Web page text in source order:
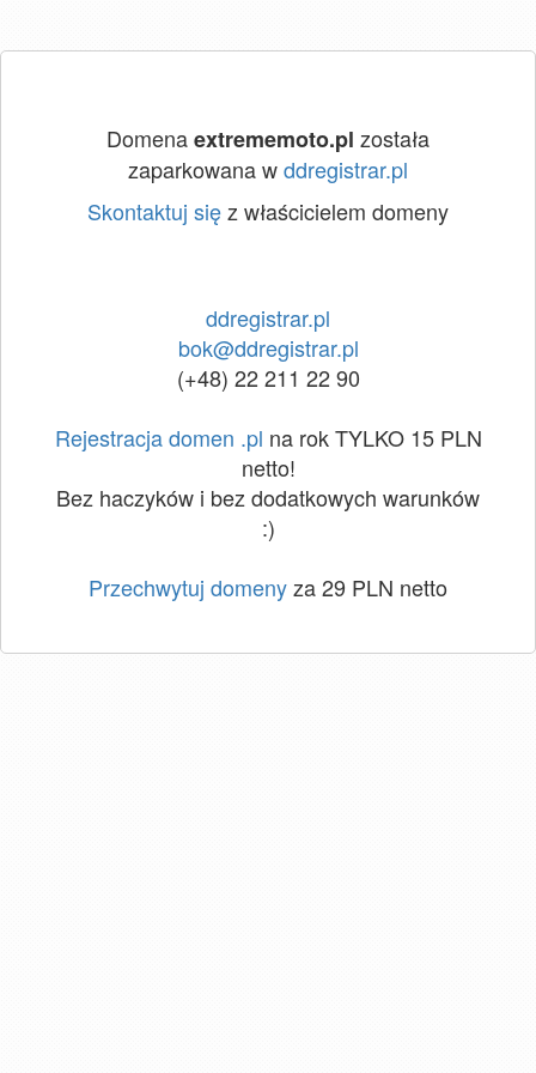
Domenaextrememoto.pl została
zaparkowana wddregistrar.pl
Skontaktuj sięz właścicielem domeny
ddregistrar.pl
bok@ddregistrar.pl
(+48) 22 211 22 90
Rejestracja domen .pl na rok TYLKO 15 PLN
netto!
Bez haczyków i bez dodatkowych warunków
:)
Przechwytuj domenyza 29 PLN netto